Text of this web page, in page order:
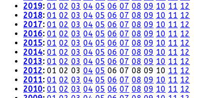
2019: 01 02 03 04 05 06 07 08 09 10 11 12
2018: 01 02 03 04 05 06 07 08 09 10 11 12
2017: 01 02 03 04 05 06 07 08 09 10 11 12
2016: 01 02 03 04 05 06 07 08 09 10 11 12
2015: 01 02 03 04 05 06 07 08 09 10 11 12
2014: 01 02 03 04 05 06 07 08 09 10 11 12
2013: 01 02 03 04 05 06 07 08 09 10 11 12
2012: 01 02 03 04 05 06 07 08 09 10 11 12
2011: 01 02 03 04 05 06 07 08 09 10 11 12
2010: 01 02 03 04 05 06 07 08 09 10 11 12